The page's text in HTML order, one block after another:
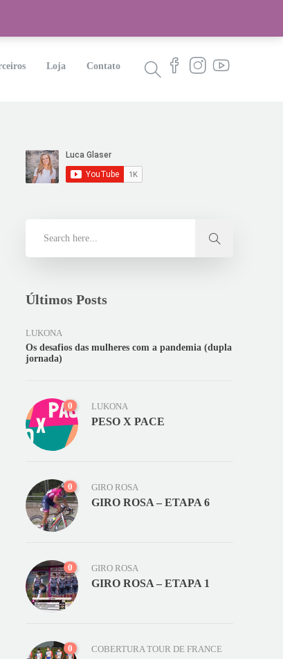
Loja Contato
Últimos Posts
LUKONA
Os desafios das mulheres com a pandemia (dupla
jornada)
0 LUKONA
PESO X PACE
0 GIRO ROSA
GIRO ROSA – ETAPA 6
0 GIRO ROSA
GIRO ROSA – ETAPA 1
0
COBERTURA TOUR DE FRANCE